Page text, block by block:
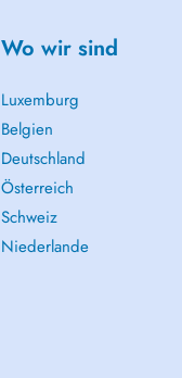
Wo wir sind
Luxemburg
Belgien
Deutschland
Österreich
Schweiz
Niederlande